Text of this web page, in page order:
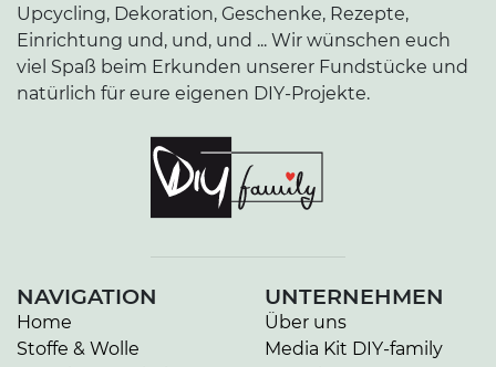
Upcycling, Dekoration, Geschenke, Rezepte,
Einrichtung und, und, und ... Wir wünschen euch
viel Spaß beim Erkunden unserer Fundstücke und
natürlich für eure eigenen DIY-Projekte.
NAVIGATION
Home
Stoffe & Wolle
UNTERNEHMEN
Über uns
Media Kit DIY-family